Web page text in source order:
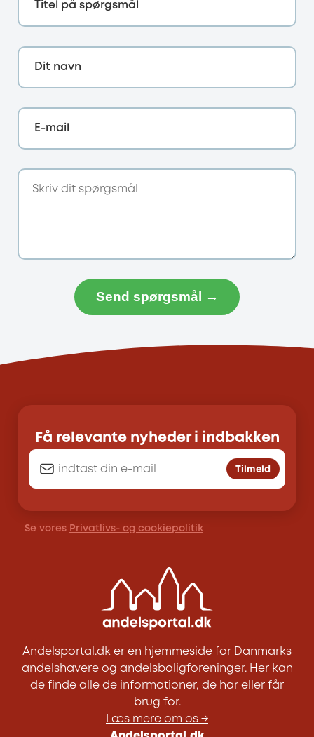
Titel på spørgsmål
Dit navn
E-mail
Send spørgsmål →
Få relevante nyheder i indbakken
Tilmeld
Se vores Privatlivs- og cookiepolitik
Andelsportal.dk er en hjemmeside for Danmarks
andelshavere og andelsboligforeninger. Her kan
de finde alle de informationer, de har eller får
brug for.
Læs mere om os →